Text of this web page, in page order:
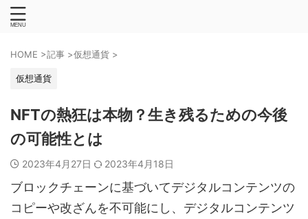
HOME >記事 >仮想通貨 >
仮想通貨
NFTの熱狂は本物？生き残るための今後
の可能性とは
2023年4月27日 2023年4月18日
ブロックチェーンに基づいてデジタルコンテンツの
コピーや改ざんを不可能にし、デジタルコンテンツ